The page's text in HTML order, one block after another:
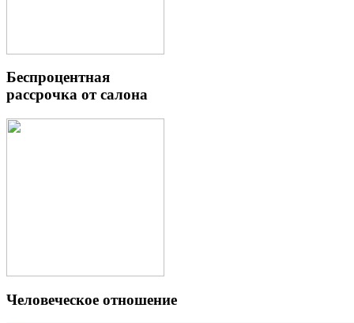
Беспроцентная
рассрочка от салона
Человеческое отношение